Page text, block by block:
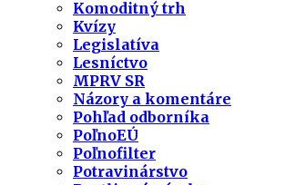
Komoditný trh
Kvízy
Legislatíva
Lesníctvo
MPRV SR
Názory a komentáre
Pohľad odborníka
PoľnoEÚ
Poľnofilter
Potravinárstvo